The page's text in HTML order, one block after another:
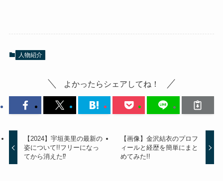
人物紹介
よかったらシェアしてね！
【2024】宇垣美里の最新の
姿について!!フリーになっ
てから消えた⁉
【画像】金沢結衣のプロフ
ィールと経歴を簡単にまと
めてみた!!